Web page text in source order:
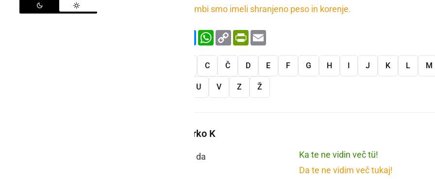
V shrambi smo imeli shranjeno peso in korenje.
FacebookMessenger
WhatsApp
Copy
Link
PrintFriendly
C Č D E F G H I J K L M
U V Z Ž
Več besed na črko K
da
Ka te ne vidin več tü!
Da te ne vidim več tukaj!